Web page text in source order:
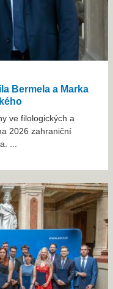
Bermela a Marka
ve filologických a
2026 zahraniční
...